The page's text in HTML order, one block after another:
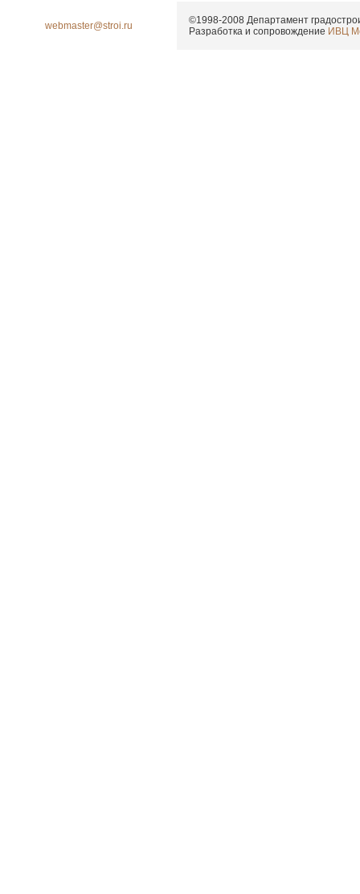
webmaster@stroi.ru ©1998-2008 Департамент
Разработка и сопровождение ИВЦ